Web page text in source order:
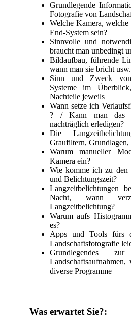
Grundlegende
Fotografie von
Welche Kamera,
End-System sein?
Sinnvolle und
braucht man unbedingt
Bildaufbau, führende
wann man sie bricht
Sinn und Zweck von
Systeme im
Nachteile jeweils
Wann setze ich
? / Kann man das
nachträglich erledigen?
Die
Graufiltern, Grundlagen,
Warum manueller
Kamera ein?
Wie komme ich zu den
und Belichtungszeit?
Langzeitbelichtungen
Nacht, wann
Langzeitbelichtung?
Warum aufs
es?
Apps und Tools fürs
Landschaftsfotografie
Grundlegendes
diverse Programme
Was erwartet Sie?: